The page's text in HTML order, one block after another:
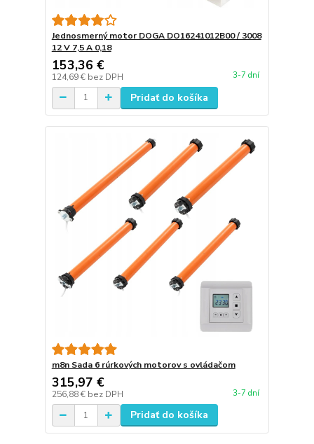
Jednosmerný motor DOGA DO16241012B00 / 3008
12 V 7,5 A 0,18
153,36 €
124,69 € bez DPH 3-7 dní
Pridať do košíka
m8n Sada 6 rúrkových motorov s ovládačom
315,97 €
256,88 € bez DPH 3-7 dní
Pridať do košíka